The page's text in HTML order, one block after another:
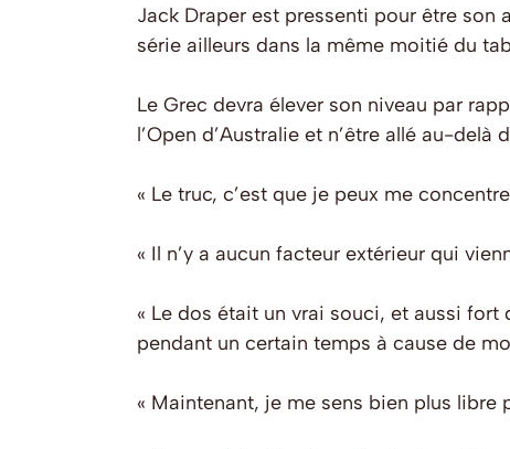
Jack Draper est pressenti pour être son
série ailleurs dans la même moitié du
Le Grec devra élever son niveau par
l’Open d’Australie et n’être allé au-
« Le truc, c’est que je peux me
« Il n’y a aucun facteur extérieur qui
« Le dos était un vrai souci, et aussi fort
pendant un certain temps à cause de
« Maintenant, je me sens bien plus